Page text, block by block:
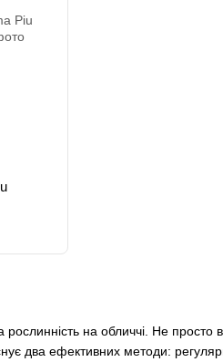
на обличчі. Не просто
два ефективних методи: